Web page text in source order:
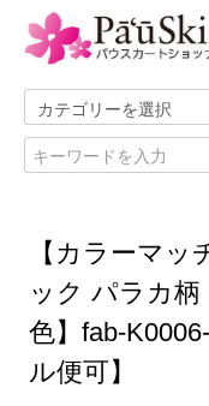
【カラーマ
ック パラカ
色】fab-
ル便可】